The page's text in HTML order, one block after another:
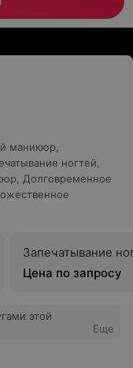
маникюр,
ногтей,
, Долговременное
Запечатывание
Цена по запросу
этой
Еще